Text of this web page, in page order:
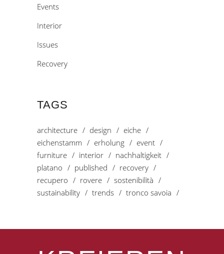
Events
Interior
Issues
Recovery
TAGS
architecture design
eiche
eichenstamm
erholung
event
furniture
interior
nachhaltigkeit
platano
published
recovery
recupero
rovere
sostenibilità
sustainability
trends tronco savoia